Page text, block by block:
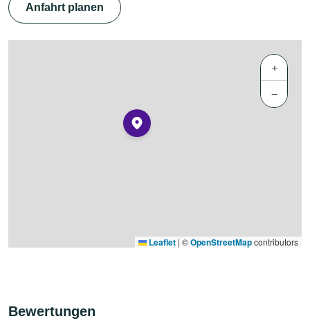
Anfahrt planen
+
−
Leaflet | ©OpenStreetMapcontributors
Bewertungen